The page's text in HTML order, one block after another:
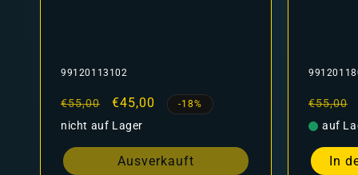
99120113102
Normaler
Preis
€55,00 Verkaufspreis
€45,00 -18%
nicht auf Lager
Ausverkauft
Preis
€55,00
auf
In